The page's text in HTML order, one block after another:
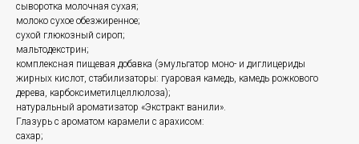
сыворотка молочная сухая;
молоко сухое обезжиренное;
сухой глюкозный сироп;
мальтодекстрин;
комплексная пищевая добавка (эмульгатор моно- и диглицериды
жирных кислот, стабилизаторы: гуаровая камедь, камедь рожкового
дерева, карбоксиметилцеллюлоза);
натуральный ароматизатор «Экстракт ванили».
Глазурь с ароматом карамели с арахисом:
сахар;